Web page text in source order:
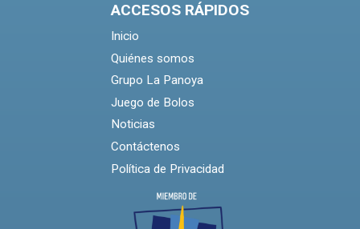
ACCESOS RÁPIDOS
Inicio
Quiénes somos
Grupo La Panoya
Juego de Bolos
Noticias
Contáctenos
Política de Privacidad